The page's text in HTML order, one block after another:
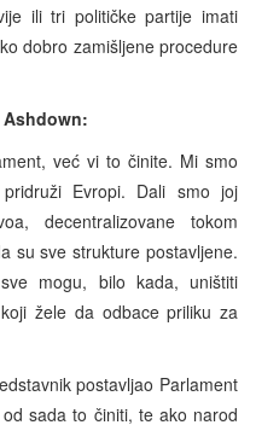
ili tri političke partije imati
dobro zamišljene procedure
Ashdown:
već vi to činite. Mi smo
Evropi. Dali smo joj
decentralizovane tokom
su sve strukture postavljene.
mogu, bilo kada, uništiti
žele da odbace priliku za
postavljao Parlament
sada to činiti, te ako narod